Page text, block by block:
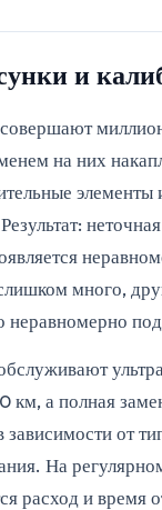
и
на них
элементы
много,
неравномерно
а полная
от
На
расход и время